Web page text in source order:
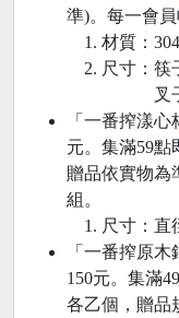
準)。每一會員
材質：
尺寸：筷
叉子/
「一番搾漾心
元。集滿59點
贈品依實物為
組。
尺寸：直
「一番搾原木
150元。集滿
各乙個，贈品